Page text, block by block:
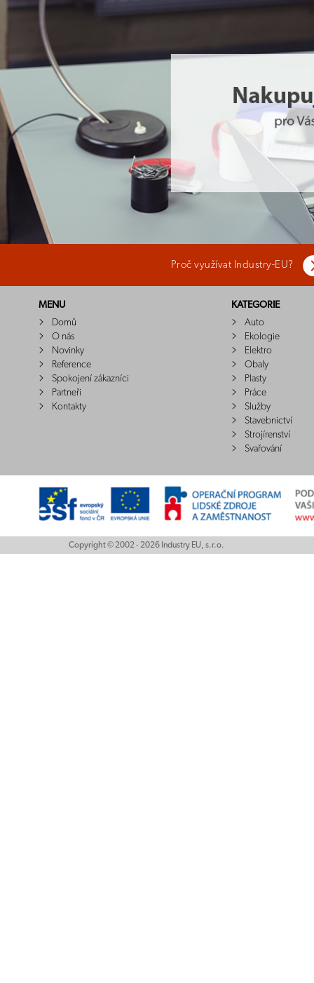
Proč využívat Industry-EU?
MENU
Domů
O nás
Novinky
Reference
Spokojení zákazníci
Partneři
Kontakty
KATEGORIE
Auto
Ekologie
Elektro
Obaly
Plasty
Práce
Služby
Stavebnictví
Strojírenství
Svařování
Copyright © 2002 - 2026 Industry EU, s.r.o.